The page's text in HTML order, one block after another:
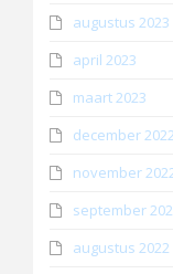
augustus 2023
april 2023
maart 2023
december 2022
november
september
augustus 2022